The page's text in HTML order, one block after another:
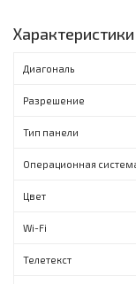
Характеристики
Диагональ
Разрешение
Тип панели
Операционная
Цвет
Wi-Fi
Телетекст